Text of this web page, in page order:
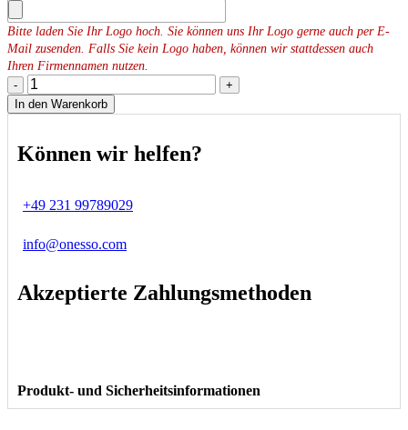
Bitte laden Sie Ihr Logo hoch. Sie können uns Ihr Logo gerne auch per E-
Mail zusenden. Falls Sie kein Logo haben, können wir stattdessen auch
Ihren Firmennamen nutzen.
-
+
In den Warenkorb
Können wir helfen?
+49 231 99789029
info@onesso.com
Akzeptierte Zahlungsmethoden
Produkt- und Sicherheitsinformationen